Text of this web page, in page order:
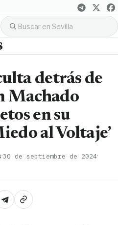
detrás de
Machado
en su
al Voltaje’
·30 de septiembre de 2024·